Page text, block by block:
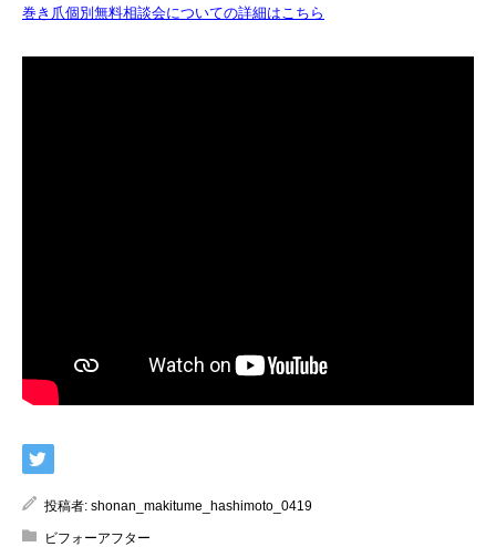
巻き爪個別無料相談会についての詳細はこちら
投稿者: shonan_makitume_hashimoto_0419
ビフォーアフター